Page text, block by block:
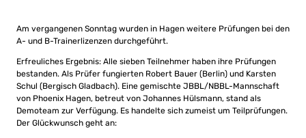
Am vergangenen Sonntag wurden in Hagen weitere Prüfungen bei den
A- und B-Trainerlizenzen durchgeführt.
Erfreuliches Ergebnis: Alle sieben Teilnehmer haben ihre Prüfungen
bestanden. Als Prüfer fungierten Robert Bauer (Berlin) und Karsten
Schul (Bergisch Gladbach). Eine gemischte JBBL/NBBL-Mannschaft
von Phoenix Hagen, betreut von Johannes Hülsmann, stand als
Demoteam zur Verfügung. Es handelte sich zumeist um Teilprüfungen.
Der Glückwunsch geht an: